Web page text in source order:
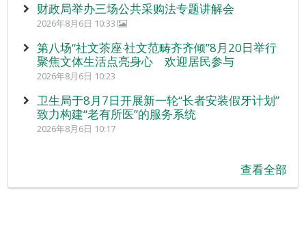
财政局举办三场公共采购法专题讲解会
2026年8月6日 10:33
第八场“社文茶座‧社文范畴齐齐倾”8月20日举行
聚焦文体生活点亮身心 欢迎居民参与
2026年8月6日 10:23
卫生局于8月7日开展新一轮“长者安装假牙计划”
致力构建“老有所医”的服务系统
2026年8月6日 10:17
查看全部